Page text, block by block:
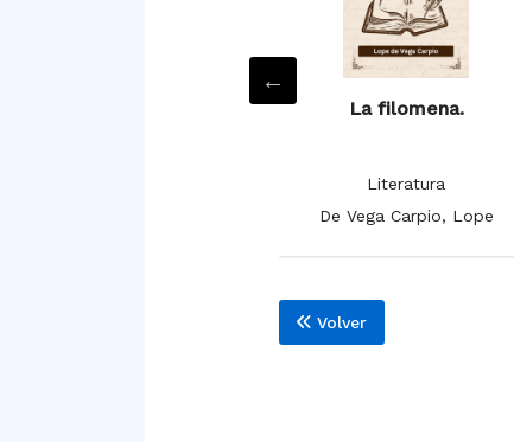
La filomena.
Literatura
De Vega Carpio, Lope
Volver